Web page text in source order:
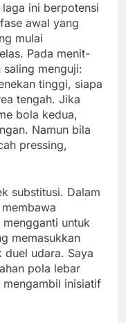
ini berpotensi
awal yang
mulai
Pada menit-
menguji:
tinggi, siapa
tengah. Jika
bola kedua,
Namun bila
pressing,
substitusi. Dalam
untuk
memasukkan
duel udara. Saya
pola lebar
mengambil inisiatif